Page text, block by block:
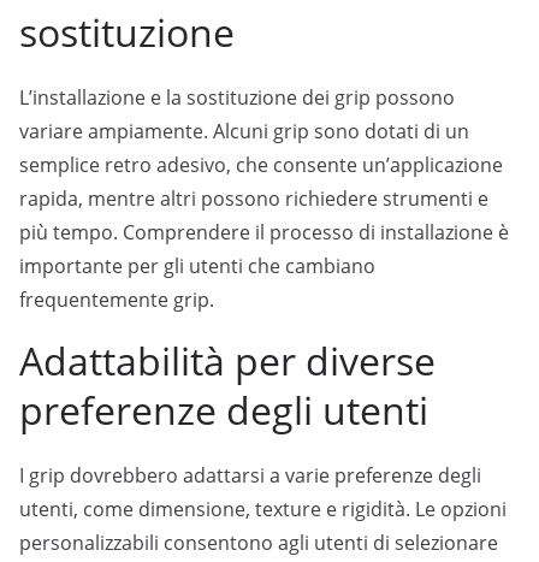
sostituzione
L’installazione e la sostituzione dei grip possono
variare ampiamente. Alcuni grip sono dotati di un
semplice retro adesivo, che consente un’applicazione
rapida, mentre altri possono richiedere strumenti e
più tempo. Comprendere il processo di installazione è
importante per gli utenti che cambiano
frequentemente grip.
Adattabilità per diverse
preferenze degli utenti
I grip dovrebbero adattarsi a varie preferenze degli
utenti, come dimensione, texture e rigidità. Le opzioni
personalizzabili consentono agli utenti di selezionare